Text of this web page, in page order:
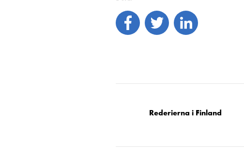
Rederierna i Finland